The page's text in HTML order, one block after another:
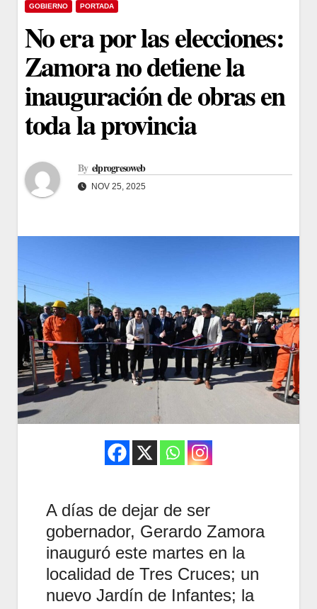
GOBIERNO PORTADA
No era por las elecciones:
Zamora no detiene la
inauguración de obras en
toda la provincia
By elprogresoweb
NOV 25, 2025
A días de dejar de ser
gobernador, Gerardo Zamora
inauguró este martes en la
localidad de Tres Cruces; un
nuevo Jardín de Infantes; la